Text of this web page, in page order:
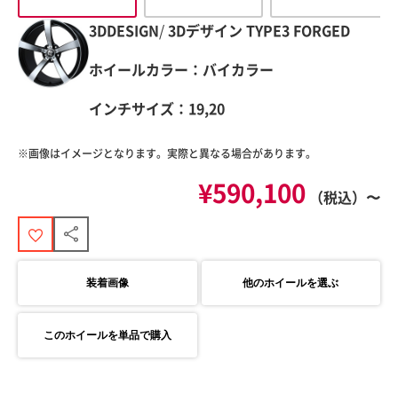
3DDESIGN/3Dデザイン TYPE3 FORGED
ホイールカラー：バイカラー
インチサイズ：19,20
※画像はイメージとなります。実際と異なる場合があります。
¥590,100 （税込）〜
装着画像 他のホイールを選ぶ
このホイールを単品で購入